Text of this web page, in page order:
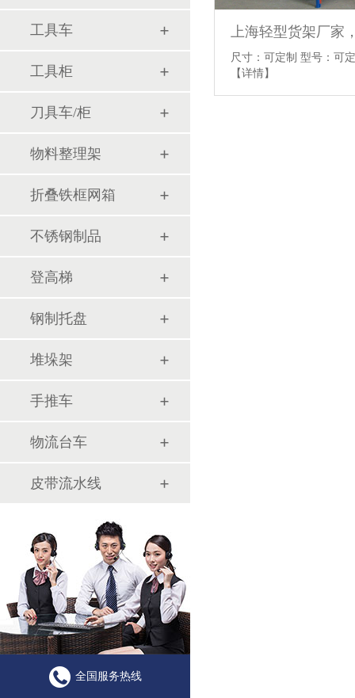
工具车
工具柜
刀具车/柜
物料整理架
折叠铁框网箱
不锈钢制品
登高梯
钢制托盘
堆垛架
手推车
物流台车
皮带流水线
全国服务热线
尺寸：可定制 型号：可
【详情】